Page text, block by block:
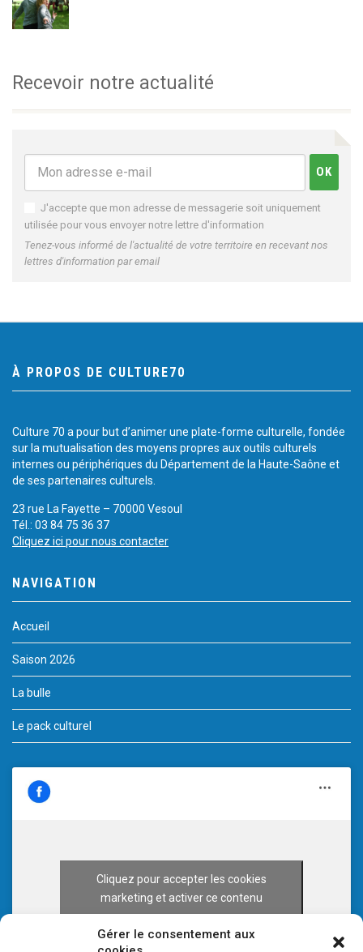
Gérer le consentement aux
Recevoir notre actualité
J'accepte que mon adresse de messagerie soit uniquement
utilisée pour vous envoyer notre lettre d'information
Tenez-vous informé de l'actualité de votre territoire en recevant nos
lettres d'information par email
À PROPOS DE CULTURE70
Culture 70 a pour but d’animer une plate-forme culturelle, fondée
sur la mutualisation des moyens propres aux outils culturels
internes ou périphériques du Département de la Haute-Saône et
de ses partenaires culturels.
23 rue La Fayette – 70000 Vesoul
Tél.: 03 84 75 36 37
Cliquez ici pour nous contacter
NAVIGATION
Accueil
Saison 2026
La bulle
Le pack culturel
Cliquez pour accepter les cookies
marketing et activer ce contenu